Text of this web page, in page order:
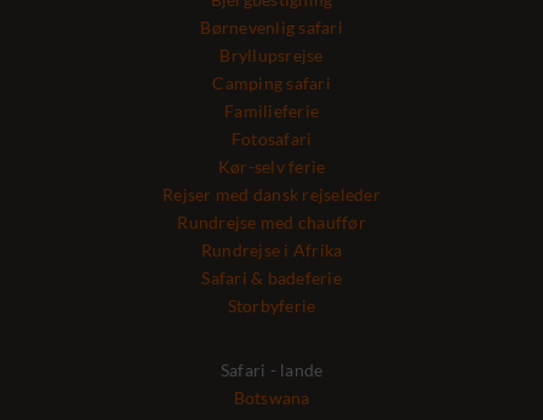
Børnevenlig safari
Bryllupsrejse
Camping safari
Familieferie
Fotosafari
Kør-selv ferie
Rejser med dansk rejseleder
Rundrejse med chauffør
Rundrejse i Afrika
Safari & badeferie
Storbyferie
Safari - lande
Botswana